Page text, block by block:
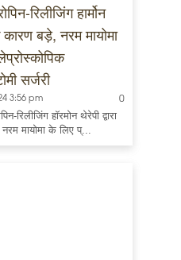
रिलीजिंग हार्मोन
बड़े, नरम मायोमा
सर्जरी
3:56 pm 0
रिलीजिंग हॉरमोन थेरेपी द्वारा
मायोमा के लिए प्...